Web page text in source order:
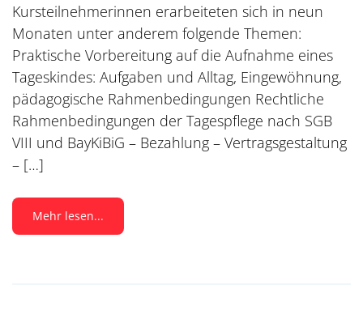
Kursteilnehmerinnen erarbeiteten sich in neun
Monaten unter anderem folgende Themen:
Praktische Vorbereitung auf die Aufnahme eines
Tageskindes: Aufgaben und Alltag, Eingewöhnung,
pädagogische Rahmenbedingungen Rechtliche
Rahmenbedingungen der Tagespflege nach SGB
VIII und BayKiBiG – Bezahlung – Vertragsgestaltung
– […]
Mehr lesen...